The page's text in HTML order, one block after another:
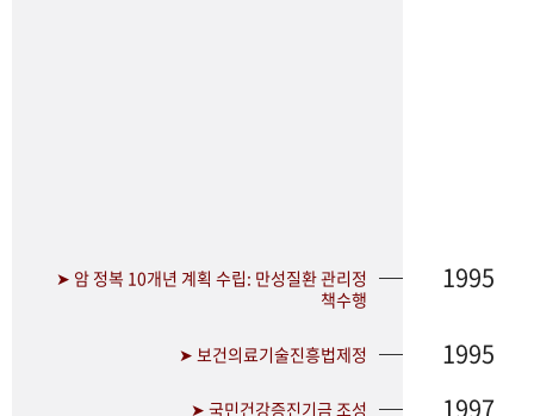
➤ 암 정복 10개년 계획 수립: 만성질환 관리정
책수행
1995
➤ 보건의료기술진흥법제정 1995
➤ 국민건강증진기금 조성 1997